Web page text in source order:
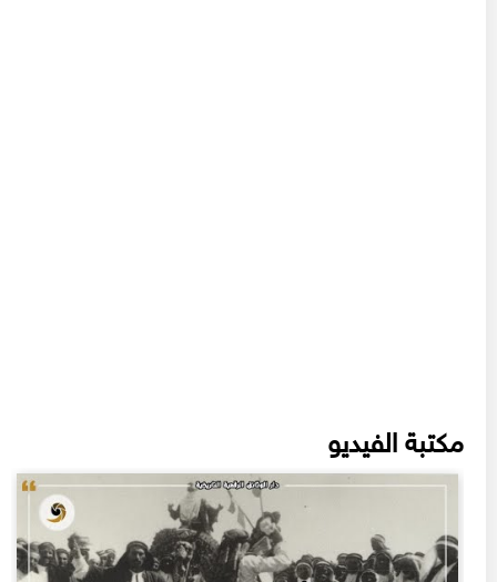
مكتبة الفيديو